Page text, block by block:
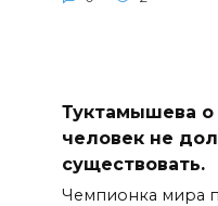
Туктамышева о
человек не
существовать.
Чемпионка мира